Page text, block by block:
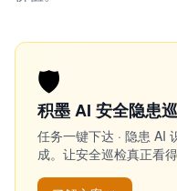
🛡️
积墨 AI 安全隐患
任务一键下达 · 隐患 AI
成。让安全巡检真正看